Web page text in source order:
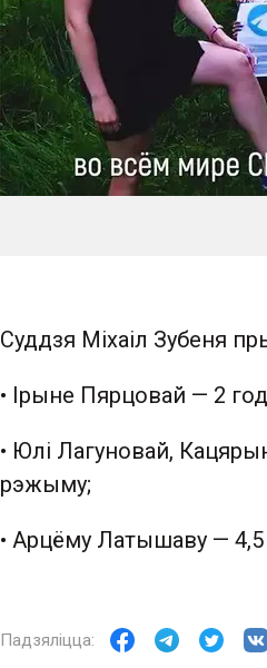
Суддзя Міхаіл Зубеня
• Ірыне Пярцовай — 2
• Юлі Лагуновай,
рэжыму;
• Арцёму Латышаву — 4,5